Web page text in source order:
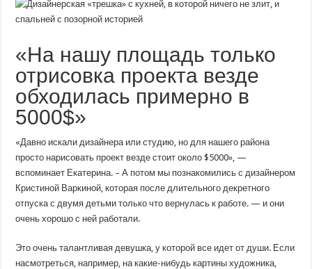
«На нашу площадь только
отрисовка проекта везде
обходилась примерно в
5000$»
«Давно искали дизайнера или студию, но для нашего района
просто нарисовать проект везде стоит около $5000», —
вспоминает Екатерина. – А потом мы познакомились с дизайнером
Кристиной Варкиной, которая после длительного декретного
отпуска с двумя детьми только что вернулась к работе. — и они
очень хорошо с ней работали.
Это очень талантливая девушка, у которой все идет от души. Если
насмотреться, например, на какие-нибудь картины художника,